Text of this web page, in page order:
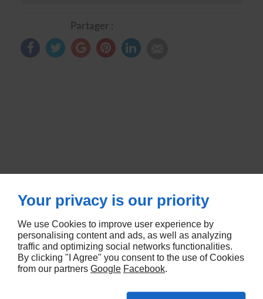
Partager :
RUE DE METZ57580LEMUD
5 RUE DES CHENES 67670MOMMENHEIM
Your privacy is our priority
We use Cookies to improve user experience by
personalising content and ads, as well as analyzing
traffic and optimizing social networks functionalities.
By clicking "I Agree" you consent to the use of Cookies
from our partners Google Facebook.